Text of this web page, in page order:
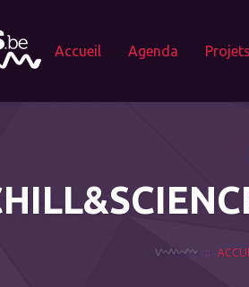
Accueil Agenda Projets